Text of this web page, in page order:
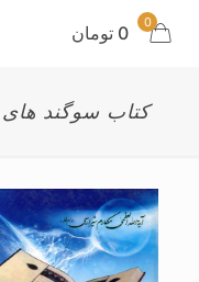
0 0 تومان
کتاب سوگند